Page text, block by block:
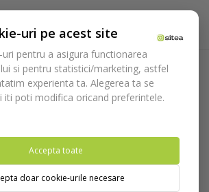
uri pe acest site
pentru a asigura functionarea
si pentru statistici/marketing, astfel
experienta ta. Alegerea ta se
iti poti modifica oricand preferintele.
Accepta toate
doar cookie-urile necesare
placa
Profilaxie Indicator placa
din tara din care accesati website-ul